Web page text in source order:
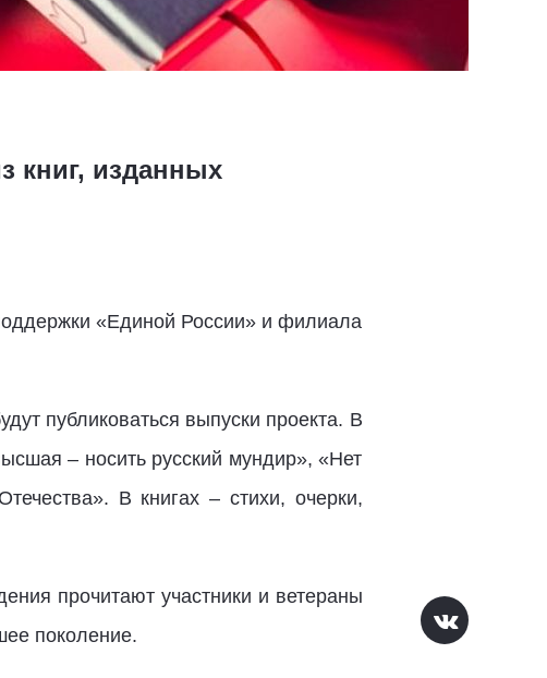
книг, изданных
«Единой России» и филиала
публиковаться выпуски проекта. В
– носить русский мундир», «Нет
В книгах – стихи, очерки,
прочитают участники и ветераны
поколение.